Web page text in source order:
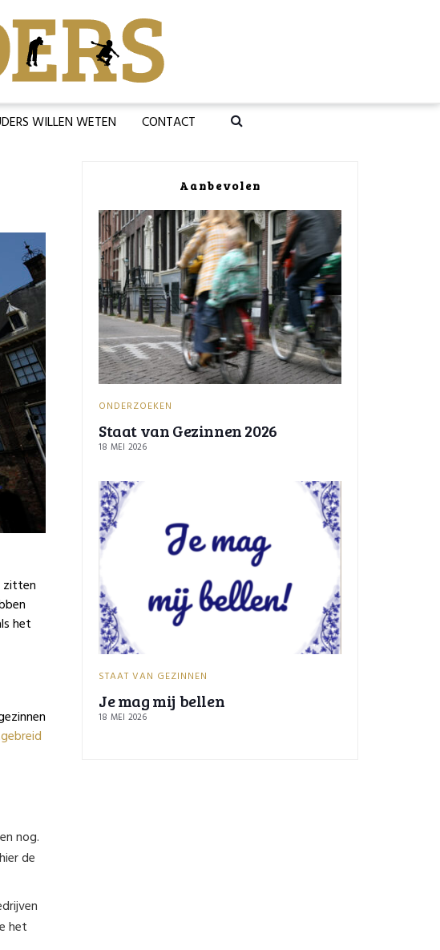
WILLEN WETEN CONTACT
zitten
het
nog.
de
het
Aanbevolen
ONDERZOEKEN
Staat van Gezinnen 2026
18 MEI 2026
STAAT VAN GEZINNEN
Je mag mij bellen
18 MEI 2026